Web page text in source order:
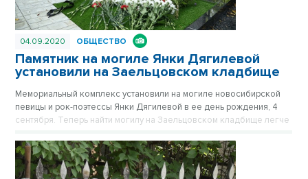
04.09.2020 ОБЩЕСТВО
Памятник на могиле Янки Дягилевой
установили на Заельцовском кладбище
Мемориальный комплекс установили на могиле новосибирской
певицы и рок-поэтессы Янки Дягилевой в ее день рождения, 4
сентября. Теперь найти могилу на Заельцовском кладбище легче